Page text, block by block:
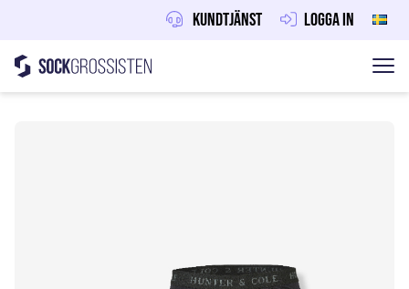
Kundtjänst Logga in
Hoppa till innehåll
Sockgrossisten